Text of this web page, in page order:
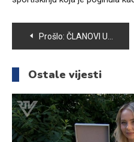
Navigacija
članaka
Prošlo: ČLANOVI UDRUŽENJA RADOST ŽIVOTA U VOGOŠĆI SE SPREMAJU ZA PREDSTOJEĆU SPECIJALNU OLIMPIJADU
Ostale vijesti